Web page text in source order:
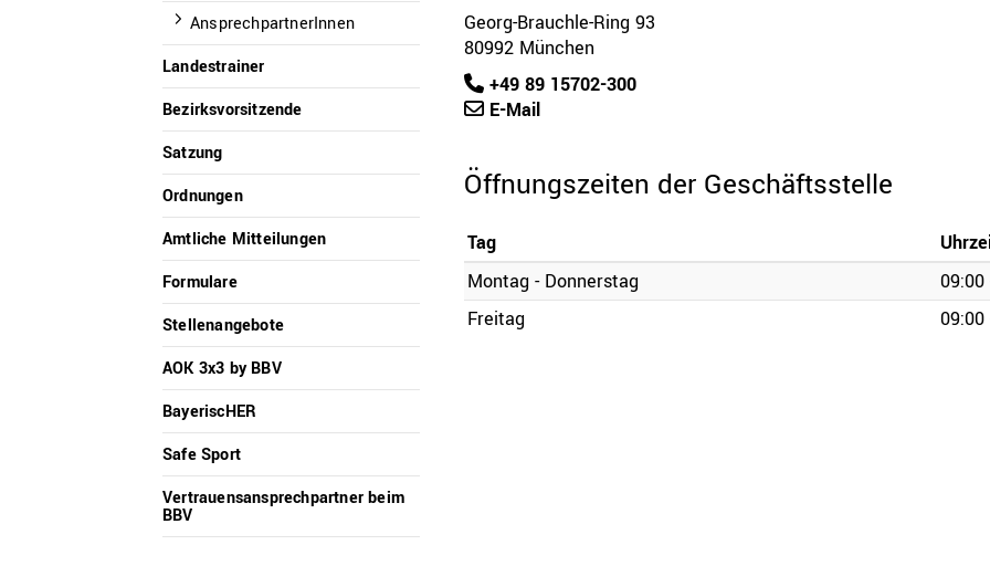
Georg-Brauchle-Ring 93
80992 München
+49 89 15702-300
E-Mail
Öffnungszeiten der Geschäftsstelle
Tag
Montag - Donnerstag
09:00
Freitag
09:00
AnsprechpartnerInnen
Landestrainer
Bezirksvorsitzende
Satzung
Ordnungen
Amtliche Mitteilungen
Formulare
Stellenangebote
AOK 3x3 by BBV
BayeriscHER
Safe Sport
Vertrauensansprechpartner beim
BBV
QUICKLINKS
Geschäftsstelle
Bayerischer Basketball Verband e. V.
Georg-Brauchle-Ring 93
80992 München
+49 89 15702-300
geschaeftsstelle@bbv-online.de
KONTAKT AUFNEHMEN
Ressorts